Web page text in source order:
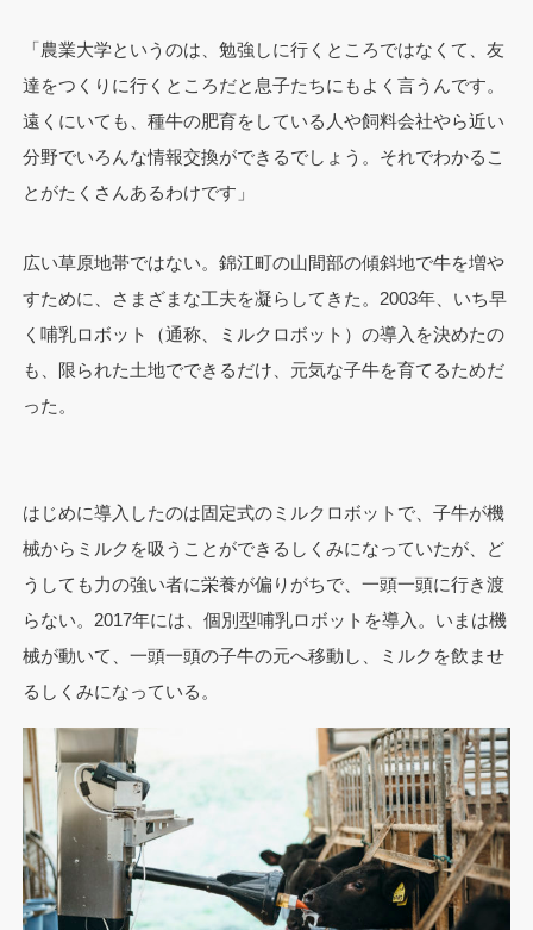
「農業大学というのは、勉強しに行くところではなくて、友
達をつくりに行くところだと息子たちにもよく言うんです。
遠くにいても、種牛の肥育をしている人や飼料会社やら近い
分野でいろんな情報交換ができるでしょう。それでわかるこ
とがたくさんあるわけです」
広い草原地帯ではない。錦江町の山間部の傾斜地で牛を増や
すために、さまざまな工夫を凝らしてきた。2003年、いち早
く哺乳ロボット（通称、ミルクロボット）の導入を決めたの
も、限られた土地でできるだけ、元気な子牛を育てるためだ
った。
はじめに導入したのは固定式のミルクロボットで、子牛が機
械からミルクを吸うことができるしくみになっていたが、ど
うしても力の強い者に栄養が偏りがちで、一頭一頭に行き渡
らない。2017年には、個別型哺乳ロボットを導入。いまは機
械が動いて、一頭一頭の子牛の元へ移動し、ミルクを飲ませ
るしくみになっている。